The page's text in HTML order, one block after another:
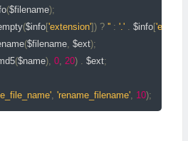
($filename);
($info['extension']) ? '' : '.' . $info[
($filename, $ext);
($name), 0, 20) . $ext;
, 'rename_filename', 10);